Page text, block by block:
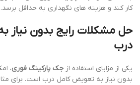
کار کند و هزینه های نگهداری به حداقل برسد.
حل مشکلات رایج بدون نیاز
درب
یکی از مزایای استفاده از جک پارکینگ فوری،
بدون نیاز به تعویض کامل درب است. برای